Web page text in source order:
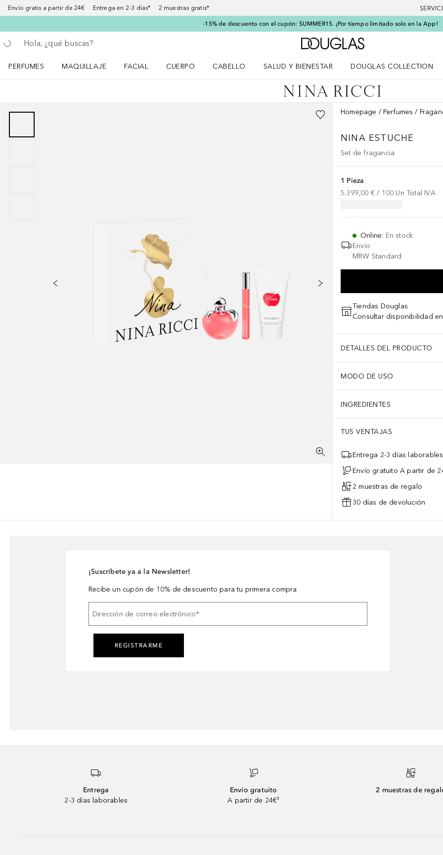
Envío gratis a partir de 24€ Entrega en 2-3 días* 2 muestras gratis*
-15% de descuento con el cupón: SUMMER15. ¡Por tiempo limitado solo en la App!
Regresar
Ejecutar búsqueda
A Douglas Home
PERFUMES
MAQUILLAJE
FACIAL
CUERPO
CABELLO
SALUD Y BIENESTAR
DOUGLAS COLLECTION
Homepage Perfumes
NINA ESTUCHE
Set de fragancia
1 Pieza
5.399,00 € / 100 Un Total IVA
Online: En stock
Envío
MRW Standard
Tiendas Douglas
Consultar disponibilidad
DETALLES DEL PRODUCTO
MODO DE USO
INGREDIENTES
TUS VENTAJAS
Entrega 2-3 días laborables
Envío gratuito A partir de
2 muestras de regalo
30 días de devolución
¡Suscríbete ya a la Newsletter!
Recibe un cupón de 10% de descuento para tu primera compra
Dirección de correo electrónico*
REGISTRARME
Entrega
2-3 días laborables
Envío gratuito
A partir de 24€³
2 muestras de